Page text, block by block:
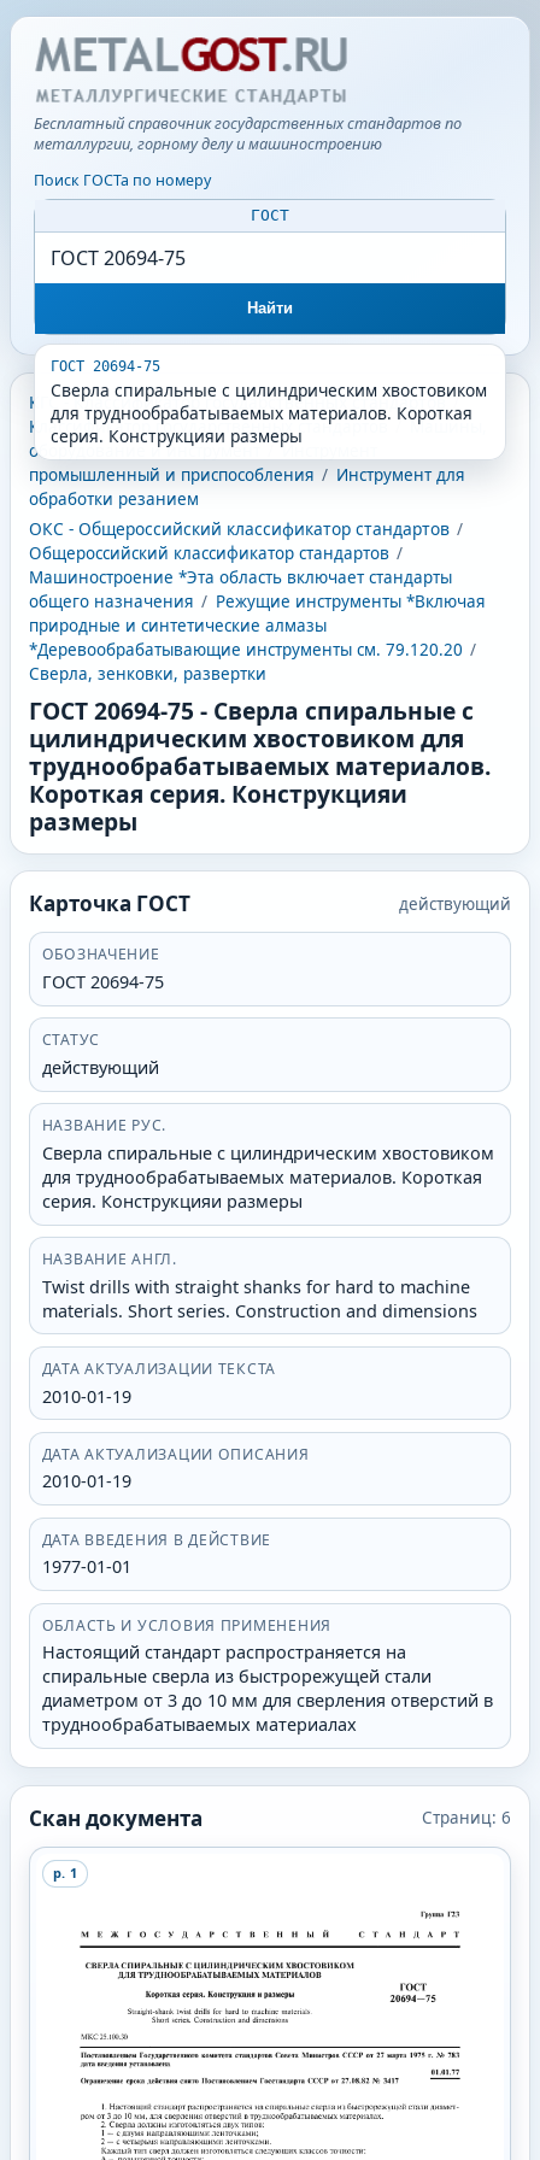
Бесплатный справочник государственных стандартов по
металлургии, горному делу и машиностроению
Поиск ГОСТа по номеру
ГОСТ
Найти
ГОСТ 20694-75
Сверла спиральные с цилиндрическим хвостовиком
для труднообрабатываемых материалов. Короткая
серия. Конструкцияи размеры
КГС - Классификатор государственных стандартов /
Классификатор государственных стандартов / Машины,
оборудование и инструмент
Инструмент
промышленный и приспособления / Инструмент для
обработки резанием
ОКС - Общероссийский классификатор стандартов /
Общероссийский классификатор стандартов /
Машиностроение *Эта область включает стандарты
общего назначения / Режущие инструменты *Включая
природные и синтетические алмазы
*Деревообрабатывающие инструменты см. 79.120.20 /
Сверла, зенковки, развертки
ГОСТ 20694-75 - Сверла спиральные с
цилиндрическим хвостовиком для
труднообрабатываемых материалов.
Короткая серия. Конструкцияи
размеры
Карточка ГОСТ действующий
ОБОЗНАЧЕНИЕ
ГОСТ 20694-75
СТАТУС
действующий
НАЗВАНИЕ РУС.
Сверла спиральные с цилиндрическим хвостовиком
для труднообрабатываемых материалов. Короткая
серия. Конструкцияи размеры
НАЗВАНИЕ АНГЛ.
Twist drills with straight shanks for hard to machine
materials. Short series. Construction and dimensions
ДАТА АКТУАЛИЗАЦИИ ТЕКСТА
2010-01-19
ДАТА АКТУАЛИЗАЦИИ ОПИСАНИЯ
2010-01-19
ДАТА ВВЕДЕНИЯ В ДЕЙСТВИЕ
1977-01-01
ОБЛАСТЬ И УСЛОВИЯ ПРИМЕНЕНИЯ
Настоящий стандарт распространяется на
спиральные сверла из быстрорежущей стали
диаметром от 3 до 10 мм для сверления отверстий в
труднообрабатываемых материалах
Скан документа Страниц:6
p. 1